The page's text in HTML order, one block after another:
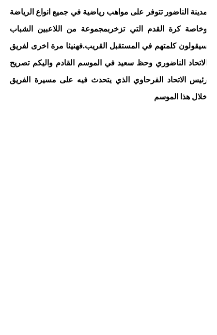
الناضور تتوفر على مواهب رياضية في جميع انواع الرياضة
كرة القدم التي تزخربمجموعة من اللاعبين الشباب
كلمتهم في المستقبل القريب.فهنيئا مرة اخرى لفريق
الناضوري وحظ سعيد في الموسم القادم واليكم تصريح
الاتحاد الفرحاوي الذي يتحدث فيه على مسيرة الفريق
هذا الموسم